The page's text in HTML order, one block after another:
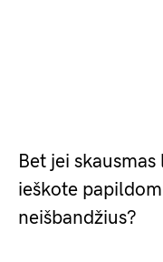
Bet jei
ieškote
neišbandžius?